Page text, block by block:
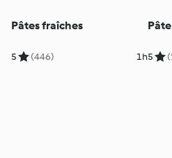
Pâtes fraîches
5 (446) 1h5